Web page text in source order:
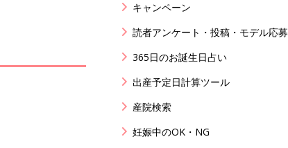
キャンペーン
読者アンケート・投稿・モデル応募
365日のお誕生日占い
出産予定日計算ツール
産院検索
妊娠中のOK・NG